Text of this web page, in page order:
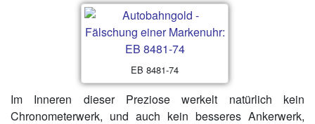
EB 8481-74
Im Inneren dieser Preziose werkelt natürlich kein
Chronometerwerk, und auch kein besseres Ankerwerk,